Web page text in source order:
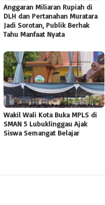
Anggaran Miliaran Rupiah di
DLH dan Pertanahan Muratara
Jadi Sorotan, Publik Berhak
Tahu Manfaat Nyata
Wakil Wali Kota Buka MPLS di
SMAN 5 Lubuklinggau Ajak
Siswa Semangat Belajar